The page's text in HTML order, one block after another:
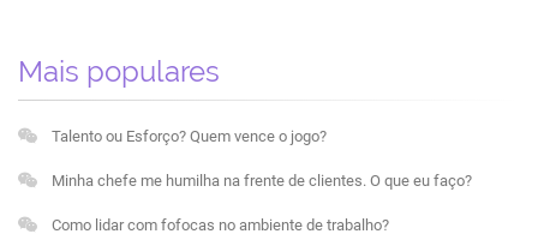
Mais populares
Talento ou Esforço? Quem vence o jogo?
Minha chefe me humilha na frente de clientes. O que eu faço?
Como lidar com fofocas no ambiente de trabalho?